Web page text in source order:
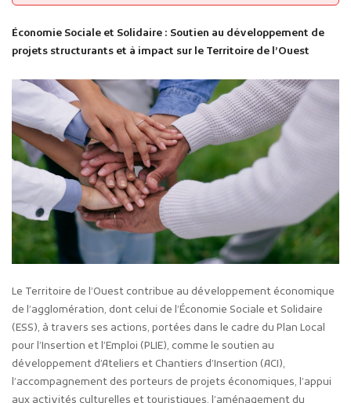
Économie Sociale et Solidaire : Soutien au développement de
projets structurants et à impact sur le Territoire de l’Ouest
Le Territoire de l’Ouest contribue au développement économique
de l’agglomération, dont celui de l’Économie Sociale et Solidaire
(ESS), à travers ses actions, portées dans le cadre du Plan Local
pour l’Insertion et l’Emploi (PLIE), comme le soutien au
développement d’Ateliers et Chantiers d’Insertion (ACI),
l’accompagnement des porteurs de projets économiques, l’appui
aux activités culturelles et touristiques, l’aménagement du